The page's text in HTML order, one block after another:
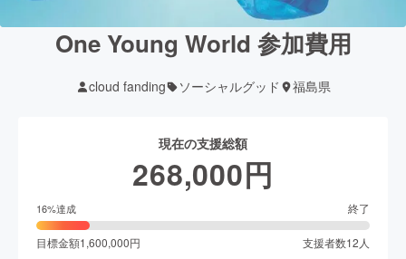
One Young World 参加費用
cloud fanding ソーシャルグッド 福島県
現在の支援総額
268,000円
16%達成 終了
目標金額1,600,000円 支援者数12 人